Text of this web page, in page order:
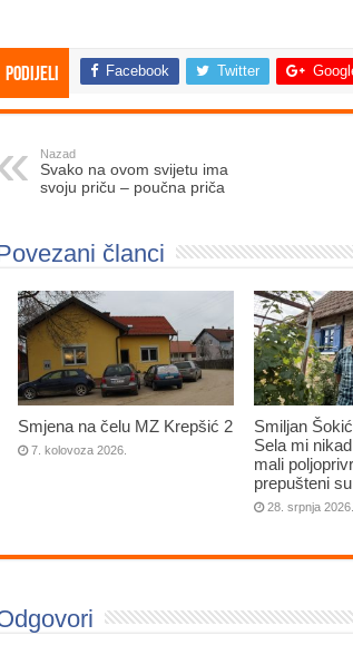
Podijeli Facebook Twitter
Nazad
Svako na ovom svijetu ima
svoju priču – poučna priča
članci
Smjena na čelu MZ Krepšić 2
7. kolovoza 2026.
Smiljan
Sela mi
mali
prepušteni
28. srpnja 2026.